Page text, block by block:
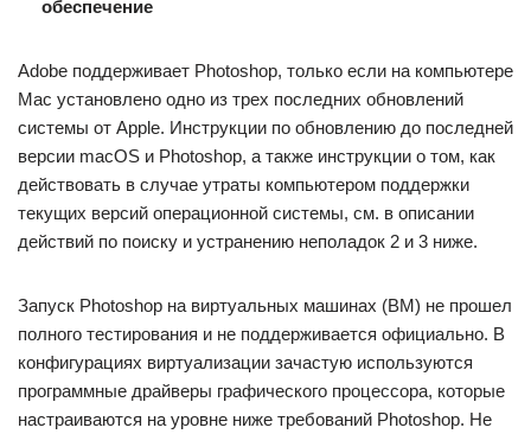
обеспечение
Adobe поддерживает Photoshop, только если на компьютере
Mac установлено одно из трех последних обновлений
системы от Apple. Инструкции по обновлению до последней
версии macOS и Photoshop, а также инструкции о том, как
действовать в случае утраты компьютером поддержки
текущих версий операционной системы, см. в описании
действий по поиску и устранению неполадок 2 и 3 ниже.
Запуск Photoshop на виртуальных машинах (ВМ) не прошел
полного тестирования и не поддерживается официально. В
конфигурациях виртуализации зачастую используются
программные драйверы графического процессора, которые
настраиваются на уровне ниже требований Photoshop. Не